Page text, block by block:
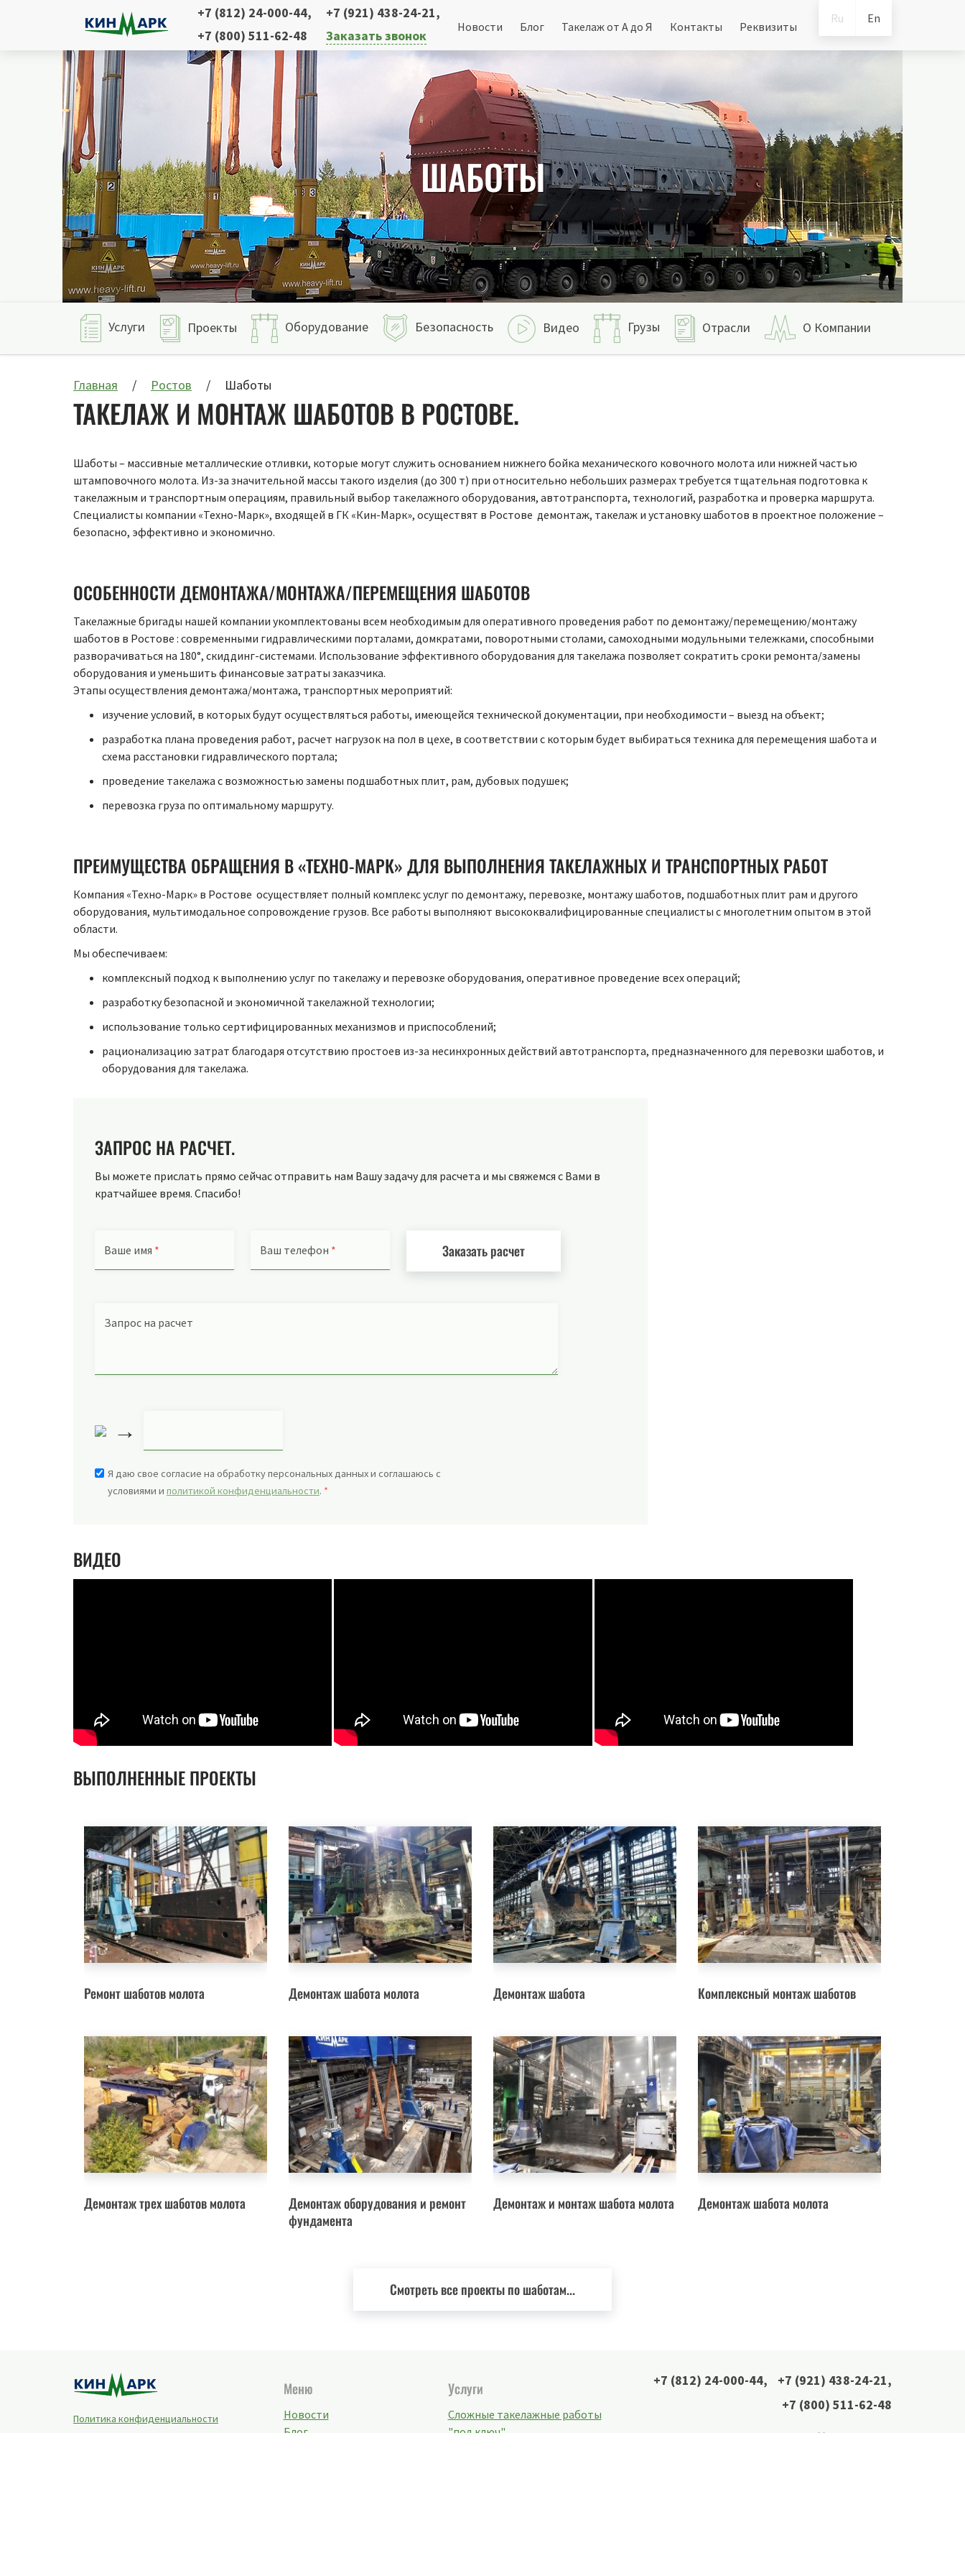
Ru En
+7 (812) 24-000-44, +7 (921) 438-24-21,
+7 (800) 511-62-48
Заказать звонок
Новости Блог Такелаж от А до Я Контакты Реквизиты
ШАБОТЫ
Услуги Проекты Оборудование Безопасность Видео Грузы Отрасли О Компании
Главная Ростов Шаботы
ТАКЕЛАЖ И МОНТАЖ ШАБОТОВ В РОСТОВЕ.
Шаботы – массивные металлические отливки, которые могут служить основанием нижнего бойка механического ковочного молота или нижней частью
штамповочного молота. Из-за значительной массы такого изделия (до 300 т) при относительно небольших размерах требуется тщательная подготовка к
такелажным и транспортным операциям, правильный выбор такелажного оборудования, автотранспорта, технологий, разработка и проверка маршрута.
Специалисты компании «Техно-Марк», входящей в ГК «Кин-Марк», осуществят в Ростове демонтаж, такелаж и установку шаботов в проектное положение –
безопасно, эффективно и экономично.
ОСОБЕННОСТИ ДЕМОНТАЖА/МОНТАЖА/ПЕРЕМЕЩЕНИЯ ШАБОТОВ
Такелажные бригады нашей компании укомплектованы всем необходимым для оперативного проведения работ по демонтажу/перемещению/монтажу
шаботов в Ростове : современными гидравлическими порталами, домкратами, поворотными столами, самоходными модульными тележками, способными
разворачиваться на 180°, скиддинг-системами. Использование эффективного оборудования для такелажа позволяет сократить сроки ремонта/замены
оборудования и уменьшить финансовые затраты заказчика.
Этапы осуществления демонтажа/монтажа, транспортных мероприятий:
изучение условий, в которых будут осуществляться работы, имеющейся технической документации, при необходимости – выезд на объект;
разработка плана проведения работ, расчет нагрузок на пол в цехе, в соответствии с которым будет выбираться техника для перемещения шабота и
схема расстановки гидравлического портала;
проведение такелажа с возможностью замены подшаботных плит, рам, дубовых подушек;
перевозка груза по оптимальному маршруту.
ПРЕИМУЩЕСТВА ОБРАЩЕНИЯ В «ТЕХНО-МАРК» ДЛЯ ВЫПОЛНЕНИЯ ТАКЕЛАЖНЫХ И ТРАНСПОРТНЫХ РАБОТ
Компания «Техно-Марк» в Ростове осуществляет полный комплекс услуг по демонтажу, перевозке, монтажу шаботов, подшаботных плит рам и другого
оборудования, мультимодальное сопровождение грузов. Все работы выполняют высококвалифицированные специалисты с многолетним опытом в этой
области.
Мы обеспечиваем:
комплексный подход к выполнению услуг по такелажу и перевозке оборудования, оперативное проведение всех операций;
разработку безопасной и экономичной такелажной технологии;
использование только сертифицированных механизмов и приспособлений;
рационализацию затрат благодаря отсутствию простоев из-за несинхронных действий автотранспорта, предназначенного для перевозки шаботов, и
оборудования для такелажа.
ЗАПРОС НА РАСЧЕТ.
Вы можете прислать прямо сейчас отправить нам Вашу задачу для расчета и мы свяжемся с Вами в
кратчайшее время. Спасибо!
Ваше имя * Ваш телефон * Заказать расчет
Запрос на расчет
→
Я даю свое согласие на обработку персональных данных и соглашаюсь с
условиями и политикой конфиденциальности. *
ВИДЕО
ВЫПОЛНЕННЫЕ ПРОЕКТЫ
Ремонт шаботов молота Демонтаж шабота молота Демонтаж шабота Комплексный монтаж шаботов
Демонтаж трех шаботов молота
Демонтаж оборудования и ремонт
фундамента
Демонтаж и монтаж шабота молота Демонтаж шабота молота
Смотреть все проекты по шаботам...
Политика конфиденциальности
Меню
Новости
Блог
Услуги
Сложные такелажные работы
"под ключ"
+7 (812) 24-000-44, +7 (921) 438-24-21,
+7 (800) 511-62-48
Мы в соцсетях